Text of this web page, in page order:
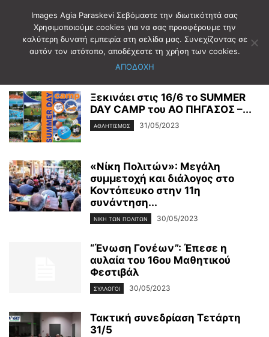
Αρχική 2023 Μάιος
Μηνιαίο Αρχείο: Μάιος 2023
Ξεκινάει στις 16/6 το SUMMER
DAY CAMP του ΑΟ ΠΗΓΑΣΟΣ –...
ΑΘΛΗΤΙΣΜΟΣ 31/05/2023
«Νίκη Πολιτών»: Μεγάλη
συμμετοχή και διάλογος στο
Κοντόπευκο στην 11η
συνάντηση...
ΝΊΚΗ ΤΩΝ ΠΟΛΙΤΏΝ 30/05/2023
“Ένωση Γονέων”: Έπεσε η
αυλαία του 16ου Μαθητικού
Φεστιβάλ
ΣΥΛΛΟΓΟΙ 30/05/2023
Τακτική συνεδρίαση Τετάρτη
31/5
Images Agia Paraskevi Σεβόμαστε την ιδιωτικότητά σας
Χρησιμοποιούμε cookies για να σας προσφέρουμε την
καλύτερη δυνατή εμπειρία στη σελίδα μας. Συνεχίζοντας σε
αυτόν τον ιστότοπο, αποδέχεστε τη χρήση των cookies.
ΑΠΟΔΟΧΗ